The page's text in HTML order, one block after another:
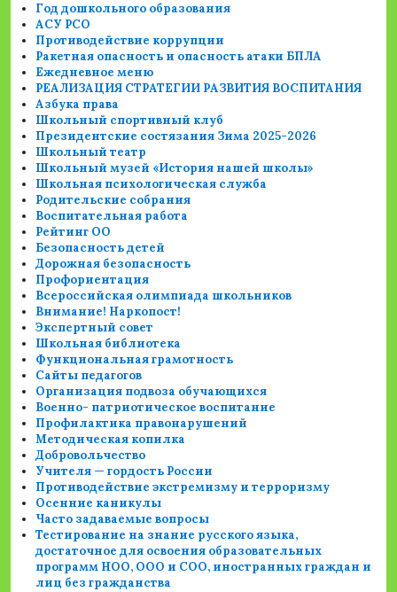
Год дошкольного образования
АСУ РСО
Противодействие коррупции
Ракетная опасность и опасность атаки БПЛА
Ежедневное меню
РЕАЛИЗАЦИЯ СТРАТЕГИИ РАЗВИТИЯ ВОСПИТАНИЯ
Азбука права
Школьный спортивный клуб
Президентские состязания Зима 2025-2026
Школьный театр
Школьный музей «История нашей школы»
Школьная психологическая служба
Родительские собрания
Воспитательная работа
Рейтинг ОО
Безопасность детей
Дорожная безопасность
Профориентация
Всероссийская олимпиада школьников
Внимание! Наркопост!
Экспертный совет
Школьная библиотека
Функциональная грамотность
Сайты педагогов
Организация подвоза обучающихся
Военно- патриотическое воспитание
Профилактика правонарушений
Методическая копилка
Добровольчество
Учителя — гордость России
Противодействие экстремизму и терроризму
Осенние каникулы
Часто задаваемые вопросы
Тестирование на знание русского языка,
достаточное для освоения образовательных
программ НОО, ООО и СОО, иностранных граждан и
лиц без гражданства